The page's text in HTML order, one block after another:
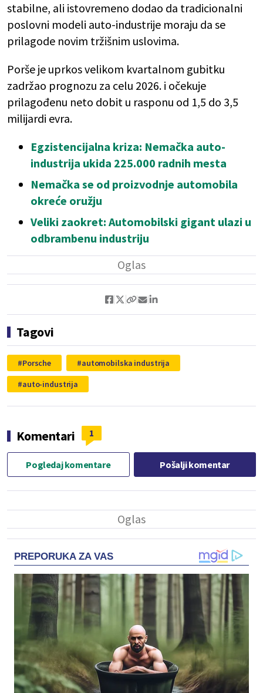
stabilne, ali istovremeno dodao da tradicionalni
poslovni modeli auto-industrije moraju da se
prilagode novim tržišnim uslovima.
Porše je uprkos velikom kvartalnom gubitku
zadržao prognozu za celu 2026. i očekuje
prilagođenu neto dobit u rasponu od 1,5 do 3,5
milijardi evra.
Egzistencijalna kriza: Nemačka auto-
industrija ukida 225.000 radnih mesta
Nemačka se od proizvodnje automobila
okreće oružju
Veliki zaokret: Automobilski gigant ulazi u
odbrambenu industriju
Tagovi
Porsche
automobilska industrija
auto-industrija
Komentari 1
Pogledaj komentare Pošalji komentar
PREPORUKA ZA VAS